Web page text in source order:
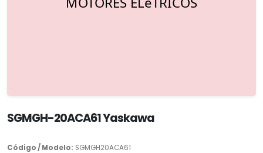
SGMGH-20ACA61 Yaskawa
Código / Modelo: SGMGH20ACA61